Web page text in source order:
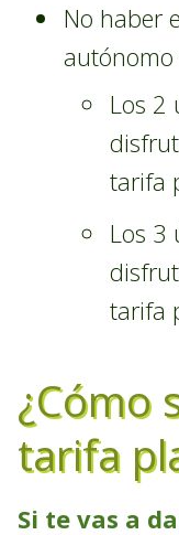
No haber
autónomo
Los 2
tarifa
Los 3
tarifa
¿Cómo
tarifa
Si te vas a